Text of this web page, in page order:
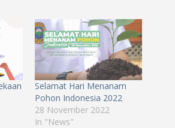
Selamat Hari Menanam
Pohon Indonesia 2022
28 November 2022
In "News"